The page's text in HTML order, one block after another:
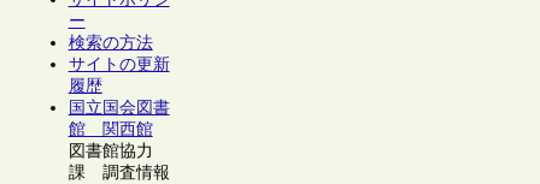
ー
検索の方法
サイトの更新
履歴
国立国会図書
館 関西館
図書館協力
課 調査情報